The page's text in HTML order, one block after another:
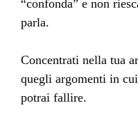
“confonda” e non
parla.
Concentrati nella tua
quegli argomenti in
potrai fallire.